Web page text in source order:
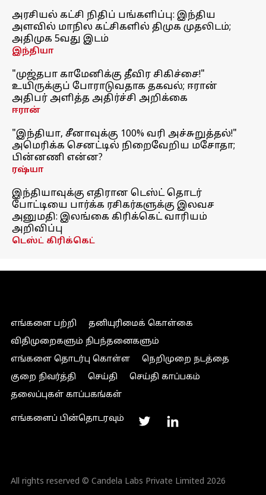
அரசியல் கட்சி நிதிப் பங்களிப்பு: இந்திய
அளவில் மாநில கட்சிகளில் திமுக முதலிடம்;
அதிமுக 5வது இடம்
இந்தியா
"முஜ்தபா காமேனிக்கு தீவிர சிகிச்சை!"
உயிருக்குப் போராடுவதாக தகவல்; ஈரான்
அதிபர் அளித்த அதிர்ச்சி அறிக்கை
ஈரான்
"இந்தியா, சீனாவுக்கு 100% வரி அச்சுறுத்தல்!"
அமெரிக்க செனட்டில் நிறைவேறிய மசோதா;
பின்னணி என்ன?
ரஷ்யா
இந்தியாவுக்கு எதிரான டெஸ்ட் தொடர்
போட்டியை பார்க்க ரசிகர்களுக்கு இலவச
அனுமதி: இலங்கை கிரிக்கெட் வாரியம்
அறிவிப்பு
டெஸ்ட் கிரிக்கெட்
எங்களை பற்றி
தனியுரிமைக் கொள்கை
விதிமுறைகளும் நிபந்தனைகளும்
எங்களை தொடர்பு கொள்ள
நெறிமுறை நடத்தை
குறை நிவர்த்தி
செய்தி
செய்தி காப்பகம்
தலைப்புகள் காப்பகங்கள்
எங்களைப் பின்தொடரவும்
All rights reserved © Candela Labs Private Limited 2026